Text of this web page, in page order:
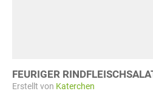
FEURIGER
Erstellt von Katerchen